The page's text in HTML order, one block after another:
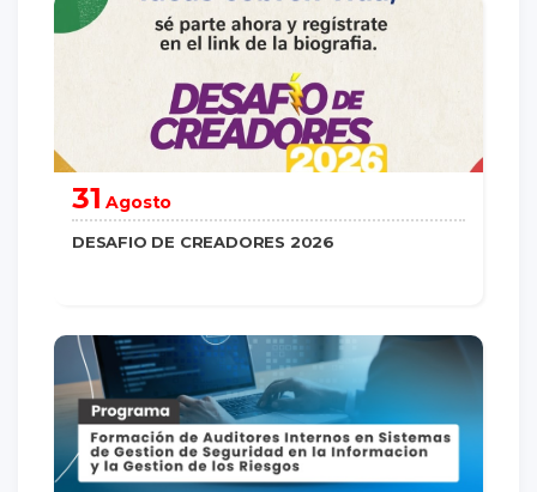
31 Agosto
DESAFIO DE CREADORES 2026
saber más